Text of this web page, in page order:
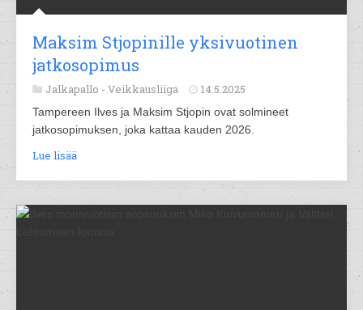
Maksim Stjopinille yksivuotinen
jatkosopimus
Jalkapallo - Veikkausliiga 14.5.2025
Tampereen Ilves ja Maksim Stjopin ovat solmineet
jatkosopimuksen, joka kattaa kauden 2026.
Lue lisää